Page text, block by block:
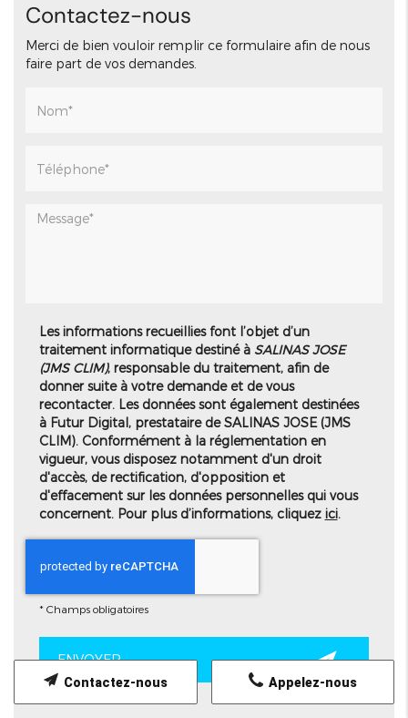
Contactez-nous
Merci de bien vouloir remplir ce formulaire afin de nous
faire part de vos demandes.
Les informations recueillies font l’objet d’un
traitement informatique destiné àSALINAS JOSE
(JMS CLIM), responsable du traitement, afin de
donner suite à votre demande et de vous
recontacter. Les données sont également destinées
à Futur Digital, prestataire de SALINAS JOSE (JMS
CLIM). Conformément à la réglementation en
vigueur, vous disposez notamment d'un droit
d'accès, de rectification, d'opposition et
d'effacement sur les données personnelles qui vous
concernent. Pour plus d’informations, cliquez ici.
* Champs obligatoires
Appelez-nous
Contactez-nous